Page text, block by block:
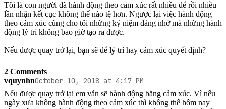
Tôi là con người đã hành động theo cảm xúc rất nhiều để rồi nhiều
lần nhận kết cục không thể nào tệ hơn. Ngược lại việc hành động
theo cảm xúc cũng cho tôi những kỷ niệm đáng nhớ mà những hành
động lý trí không bao giờ tạo ra được.
Nếu được quay trở lại, bạn sẽ để lý trí hay cảm xúc quyết định?
2 Comments
vquynhnOctober 10, 2018 at 4:17 PM
Nếu được quay trở lại em vẫn sẽ hành động bằng cảm xúc. Vì nếu
ngày xưa không hành động theo cảm xúc thì không thể hôm nay